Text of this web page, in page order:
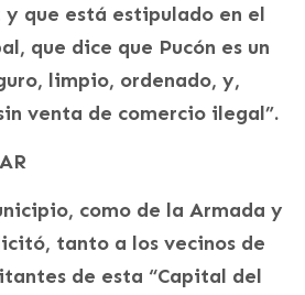
y que está estipulado en el
que dice que Pucón es un
limpio, ordenado, y,
venta de comercio ilegal”.
como de la Armada y
tanto a los vecinos de
de esta “Capital del